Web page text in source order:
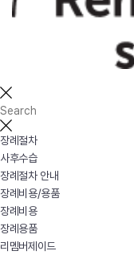
장례절차
사후수습
장례절차 안내
장례비용/용품
장례비용
장례용품
리멤버제이드